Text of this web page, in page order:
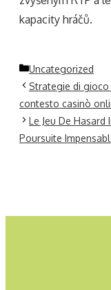
kapacity hráčů.
Categories
Uncategorized
Strategie di gioco
contesto casinò
Le Jeu De
Poursuite